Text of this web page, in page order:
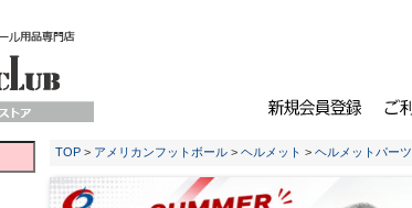
TOP > アメリカンフットボール > ヘルメット > ヘルメットパーツ